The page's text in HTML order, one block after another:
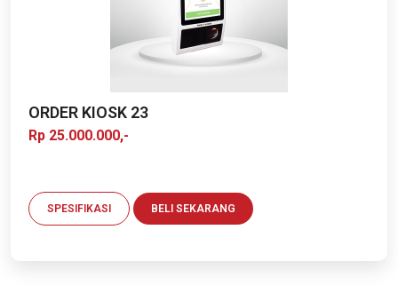
ORDER KIOSK 23
Rp 25.000.000,-
SPESIFIKASI BELI SEKARANG